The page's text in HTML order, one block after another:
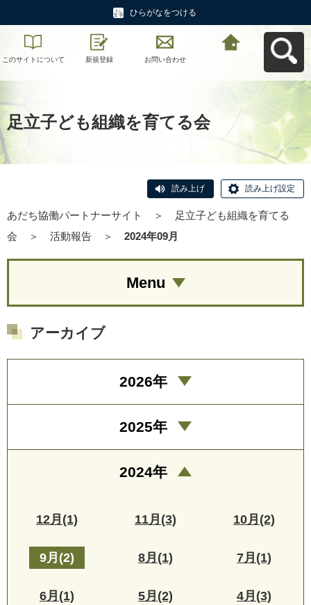
ひらがなをつける
このサイトについて 新規登録 お問い合わせ
足立子ども組織を育てる会
読み上げ 読み上げ設定
あだち協働パートナーサイト ＞
足立子ども組織を育てる
会
＞ 活動報告 ＞ 2024年09月
Menu
アーカイブ
2026年
2025年
2024年
12月(1) 11月(3) 10月(2)
9月(2) 8月(1) 7月(1)
6月(1) 5月(2) 4月(3)